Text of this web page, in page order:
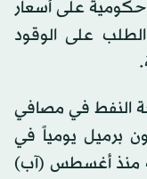
على أسعار
على الوقود
النفط في مصافي
إلى نحو 13.3 مليون برميل يومياً في
منذ أغسطس (آب)